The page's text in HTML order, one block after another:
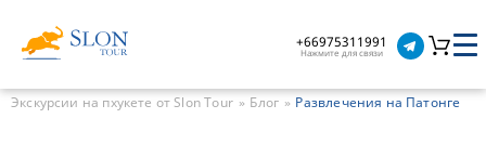
+66975311991
Нажмите для связи
Экскурсии на пхукете от Slon Tour Блог Развлечения на Патонге